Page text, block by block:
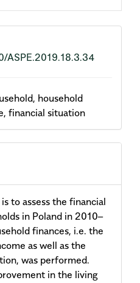
ASPE.2019.18.3.34
household
financial situation
to assess the financial
in Poland in 2010–
finances, i.e. the
as well as the
was performed.
in the living